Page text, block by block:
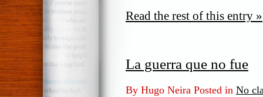
Read the rest of this entry »
La guerra que no fue
By Hugo Neira Posted in No